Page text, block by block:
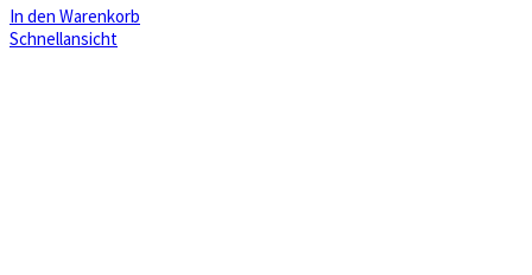
In den Warenkorb
Schnellansicht